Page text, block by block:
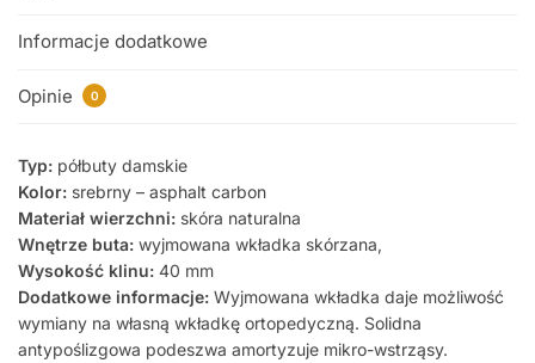
Informacje dodatkowe
Opinie 0
Typ: półbuty damskie
Kolor: srebrny – asphalt carbon
Materiał wierzchni: skóra naturalna
Wnętrze buta: wyjmowana wkładka skórzana,
Wysokość klinu: 40 mm
Dodatkowe informacje: Wyjmowana wkładka daje możliwość
wymiany na własną wkładkę ortopedyczną. Solidna
antypoślizgowa podeszwa amortyzuje mikro-wstrząsy.